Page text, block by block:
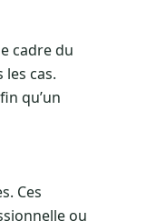
cadre du
les cas.
qu’un
Ces
ou